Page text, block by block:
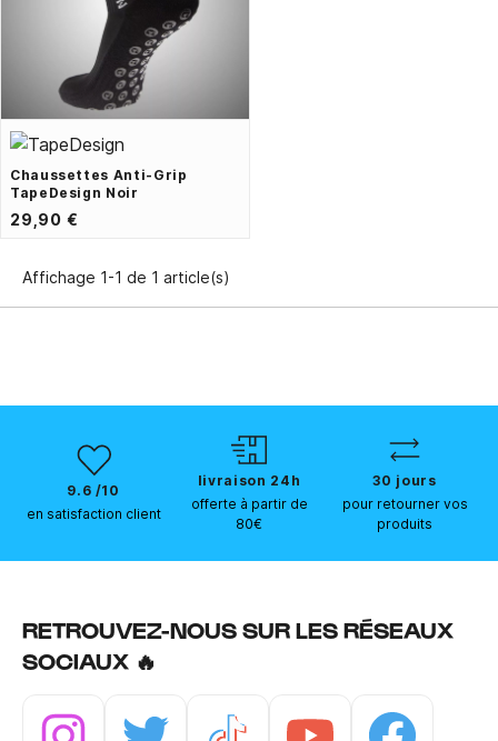
Chaussettes Anti-Grip
TapeDesign Noir
29,90 €
Affichage 1-1 de 1 article(s)
9.6 /10
en satisfaction client
livraison 24h
offerte à partir de
80€
30 jours
pour retourner vos
produits
RETROUVEZ-NOUS SUR LES RÉSEAUX
SOCIAUX 🔥